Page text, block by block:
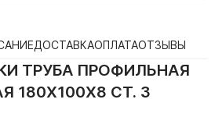
ДОСТАВКАОПЛАТАОТЗЫВЫ
ТРУБА ПРОФИЛЬНАЯ
180Х100Х8 СТ. 3